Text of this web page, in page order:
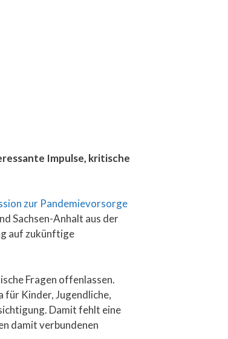
Impulse, kritische
zur Pandemievorsorge
Sachsen-Anhalt aus der
auf zukünftige
Fragen offenlassen.
für Kinder, Jugendliche,
Damit fehlt eine
damit verbundenen